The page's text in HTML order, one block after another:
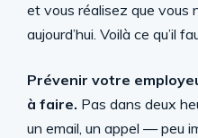
et vous réalisez que vous
aujourd’hui. Voilà ce qu’il
Prévenir votre
à faire. Pas dans deux
un email, un appel — peu